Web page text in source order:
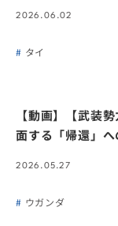
2026.06.02
タイ
【動画】【武装
面する「帰還」へ
2026.05.27
ウガンダ